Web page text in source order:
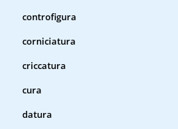
controfigura
corniciatura
criccatura
cura
datura